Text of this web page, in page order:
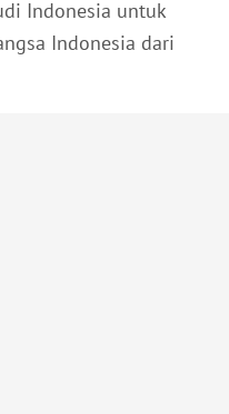
Indonesia untuk
Indonesia dari